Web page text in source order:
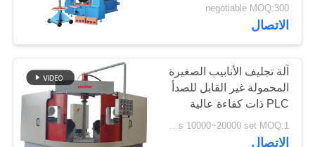
جولة
في
المعمل
كوم تشكيل آلة
44
negotiable MOQ:300
الاتصال
آلة تجليف الأنابيب الصغيرة
المحمولة غير القابل للصدأ
PLC ذات كفاءة عالية
us 10000~20000 set MOQ:1 مجموعة
الاتصال